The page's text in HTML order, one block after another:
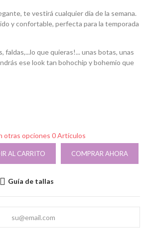
te vestirá cualquier día de la semana.
y confortable, perfecta para la temporada
faldas,...lo que quieras!... unas botas, unas
ese look tan bohochip y bohemio que
otras opciones 0 Artículos
AL CARRITO COMPRAR AHORA
Guía de tallas